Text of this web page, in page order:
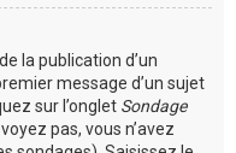
la publication d’un
message d’un sujet
sur l’onglet Sondage
pas, vous n’avez